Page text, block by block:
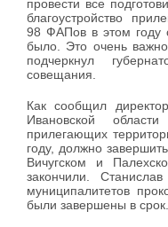
провести все
благоустройство
98 ФАПов в этом году
было. Это очень
подчеркнул
совещания.
Как сообщил
Ивановской
прилегающих
году, должно
Вичугском и
закончили.
муниципалитетов
были завершены в срок.